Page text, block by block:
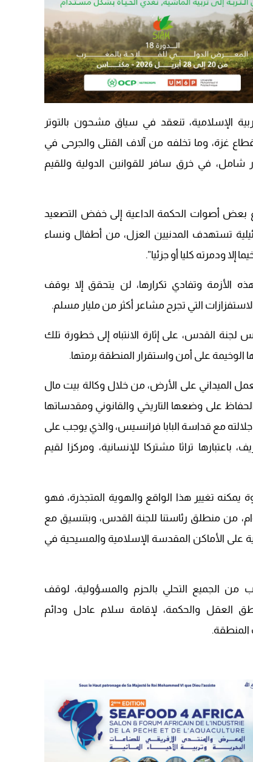
الإسلامية، تنعقد في سياق مشحون بالتوتر
غزة، وما تخلفه من آلاف القتلى والجرحى في
في خرق سافر للقوانين الدولية وللقيم
بعض أصوات الحكمة الداعية إلى خفض التصعيد
تستهدف المدنيين العزل، من أطفال ونساء
ودمرته كليا أو جزئيا”.
وتفادي تكرارها، لن يتحقق إلا بوقف
التي تجرح مشاعر أكثر من مليار مسلم.
لجنة القدس، على إثارة الانتباه إلى خطورة تلك
الوخيمة على أمن واستقرار المنطقة برمتها.
الميداني على الأرض، من خلال وكالة بيت مال
على وضعها التاريخي والقانوني ومقدساتها
جلالته مع قداسة البابا فرانسيس، والذي يوجب على
تراثا مشتركا للإنسانية، ومركزا لقيم
تغيير هذا الواقع والهوية المتجذرة، فهو
من منطلق رئاستنا للجنة القدس، وبتنسيق مع
على الأماكن المقدسة الإسلامية والمسيحية في
الجميع التحلي بالحزم والمسؤولية، لوقف
العقل والحكمة، لإقامة سلام عادل ودائم
المنطقة.